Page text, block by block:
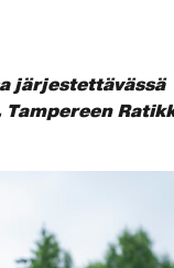
järjestettävässä